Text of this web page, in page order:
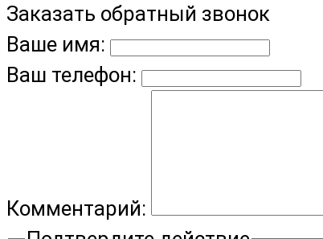
Заказать обратный звонок
Ваше имя:
Ваш телефон:
Комментарий: